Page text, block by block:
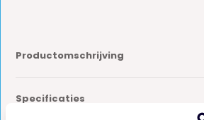
Productomschrijving
Specificaties